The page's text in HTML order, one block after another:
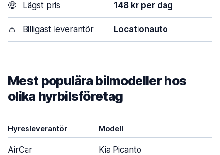
🤑 Lägst pris 148 kr per dag
👛 Billigast leverantör Locationauto
Mest populära bilmodeller hos
olika hyrbilsföretag
Hyresleverantör Modell
AirCar Kia Picanto